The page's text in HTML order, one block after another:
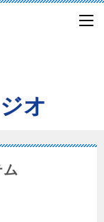
オ